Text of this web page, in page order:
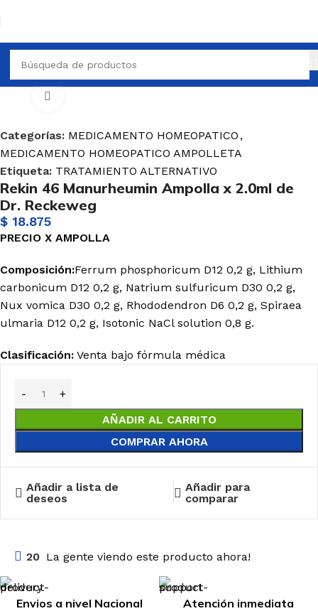
MEDICAMENTO HOMEOPATICO AMPOLLETA
Categorías: MEDICAMENTO HOMEOPATICO ,
MEDICAMENTO HOMEOPATICO AMPOLLETA
Etiqueta: TRATAMIENTO ALTERNATIVO
Rekin 46 Manurheumin Ampolla x 2.0ml de
Dr. Reckeweg
$ 18.875
PRECIO X AMPOLLA
Composición:Ferrum phosphoricum D12 0,2 g, Lithium
carbonicum D12 0,2 g, Natrium sulfuricum D30 0,2 g,
Nux vomica D30 0,2 g, Rhododendron D6 0,2 g, Spiraea
ulmaria D12 0,2 g, Isotonic NaCl solution 0,8 g.
Clasificación: Venta bajo fórmula médica
AÑADIR AL CARRITO
COMPRAR AHORA
Añadir a lista de
deseos
Añadir para
comparar
20 La gente viendo este producto ahora!
Envios a nivel Nacional Atención inmediata